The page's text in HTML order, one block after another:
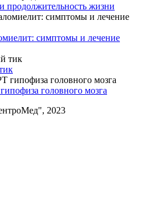
продолжительность жизни
симптомы и лечение
головного мозга
2023